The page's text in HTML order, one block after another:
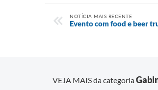
NOTÍCIA MAIS RECENTE
Evento com food e beer
VEJA MAIS da categoria